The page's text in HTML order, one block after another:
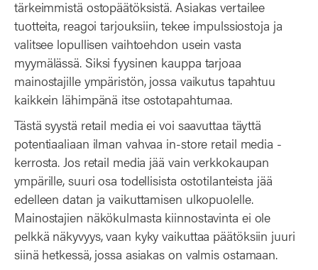
tärkeimmistä ostopäätöksistä. Asiakas vertailee
tuotteita, reagoi tarjouksiin, tekee impulssiostoja ja
valitsee lopullisen vaihtoehdon usein vasta
myymälässä. Siksi fyysinen kauppa tarjoaa
mainostajille ympäristön, jossa vaikutus tapahtuu
kaikkein lähimpänä itse ostotapahtumaa.
Tästä syystä retail media ei voi saavuttaa täyttä
potentiaaliaan ilman vahvaa in-store retail media -
kerrosta. Jos retail media jää vain verkkokaupan
ympärille, suuri osa todellisista ostotilanteista jää
edelleen datan ja vaikuttamisen ulkopuolelle.
Mainostajien näkökulmasta kiinnostavinta ei ole
pelkkä näkyvyys, vaan kyky vaikuttaa päätöksiin juuri
siinä hetkessä, jossa asiakas on valmis ostamaan.